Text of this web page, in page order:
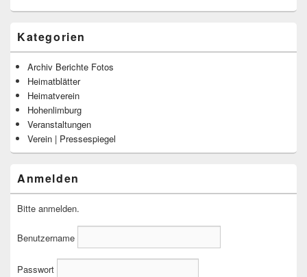
Kategorien
Archiv Berichte Fotos
Heimatblätter
Heimatverein
Hohenlimburg
Veranstaltungen
Verein | Pressespiegel
Anmelden
Bitte anmelden.
Benutzername
Passwort